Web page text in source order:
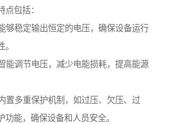
点包括：
够稳定输出恒定的电压，确保设备运行
能调节电压，减少电能损耗，提高能源
置多重保护机制，如过压、欠压、过
功能，确保设备和人员安全。